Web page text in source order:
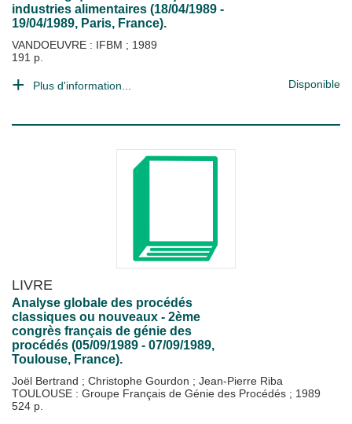
industries alimentaires (18/04/1989 -
19/04/1989, Paris, France).
VANDOEUVRE : IFBM ; 1989
191 p.
Plus d'information... Disponible
LIVRE
Analyse globale des procédés
classiques ou nouveaux - 2ème
congrès français de génie des
procédés (05/09/1989 - 07/09/1989,
Toulouse, France).
Joël Bertrand ; Christophe Gourdon ; Jean-Pierre Riba
TOULOUSE : Groupe Français de Génie des Procédés ; 1989
524 p.